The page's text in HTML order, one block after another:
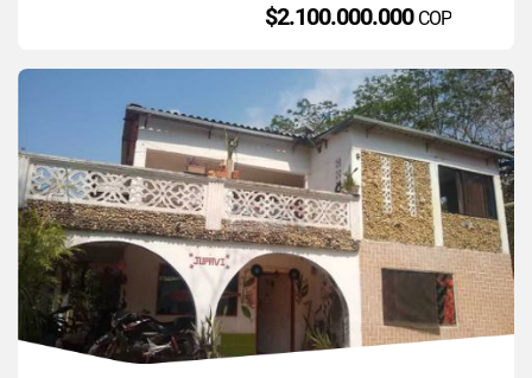
$2.100.000.000 COP